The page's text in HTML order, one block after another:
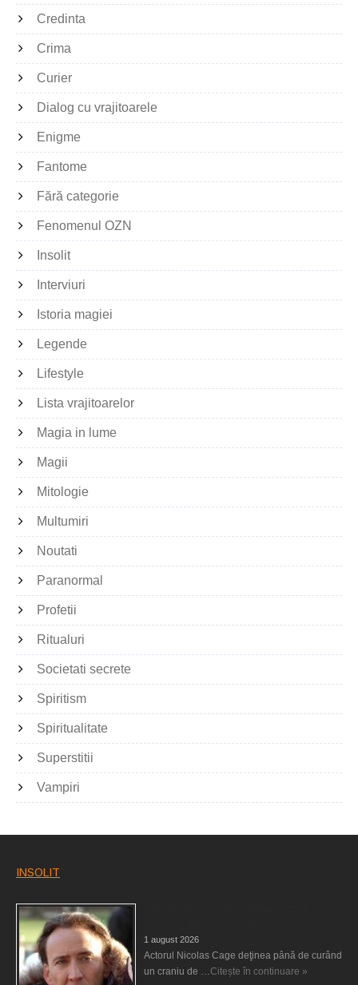
Credinta
Crima
Curier
Dialog cu vrajitoarele
Enigme
Fantome
Fără categorie
Fenomenul OZN
Insolit
Interviuri
Istoria magiei
Legende
Lifestyle
Lista vrajitoarelor
Magia in lume
Magii
Mitologie
Multumiri
Noutati
Paranormal
Profetii
Ritualuri
Societati secrete
Spiritism
Spiritualitate
Superstitii
Vampiri
INSOLIT
1 august 2026
Actorul Nicolas Cage deţinea până de curând
un craniu de … Citește în continuare »